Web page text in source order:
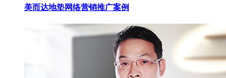
美而达地垫网络营销推广案例